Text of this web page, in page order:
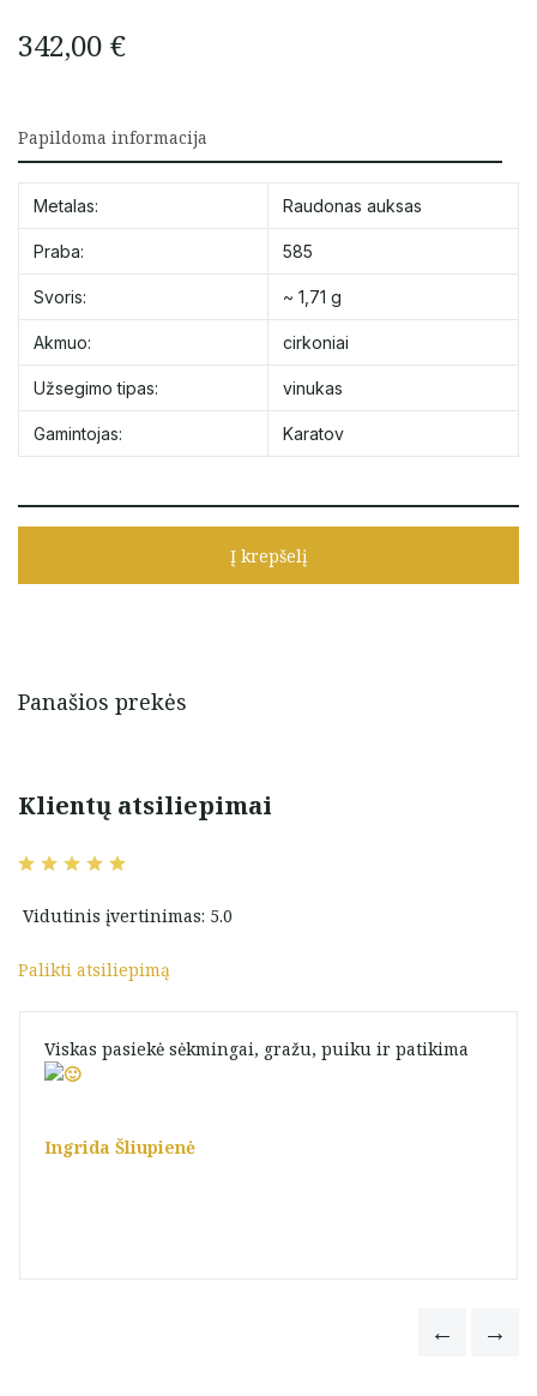
342,00 €
Papildoma informacija
Metalas: Raudonas auksas
Praba: 585
Svoris: ~ 1,71 g
Akmuo: cirkoniai
Užsegimo tipas: vinukas
Gamintojas: Karatov
Į krepšelį
Panašios prekės
Klientų atsiliepimai
Vidutinis įvertinimas: 5.0
Palikti atsiliepimą
Viskas pasiekė sėkmingai, gražu, puiku ir patikima
Ingrida Šliupienė